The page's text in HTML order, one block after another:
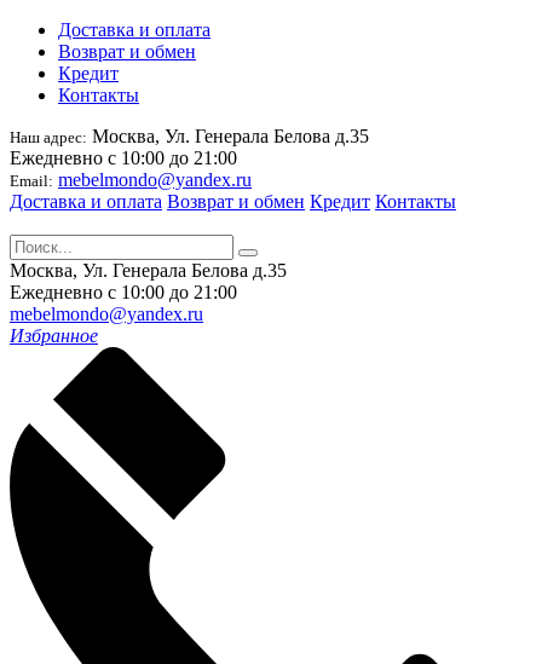
Доставка и оплата
Возврат и обмен
Кредит
Контакты
Наш адрес: Москва, Ул. Генерала Белова д.35
Ежедневно с 10:00 до 21:00
Email: mebelmondo@yandex.ru
Доставка и оплата Возврат и обмен Кредит Контакты
Москва, Ул. Генерала Белова д.35
Ежедневно с 10:00 до 21:00
mebelmondo@yandex.ru
Избранное